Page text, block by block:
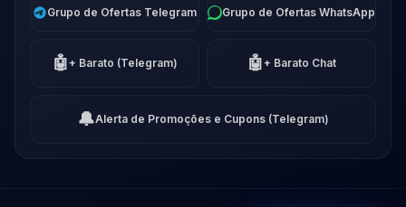
Grupo de Ofertas Telegram Grupo de Ofertas WhatsApp
🤖+ Barato (Telegram) 🤖+ Barato Chat
🔔Alerta de Promoções e Cupons (Telegram)